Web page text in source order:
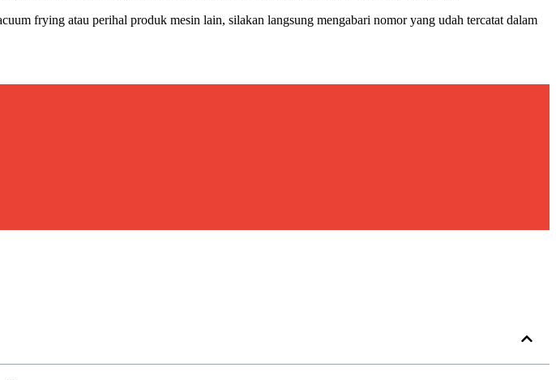
frying atau perihal produk mesin lain, silakan langsung mengabari nomor yang udah tercatat dalam